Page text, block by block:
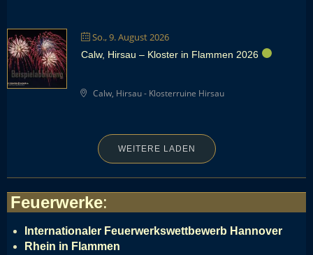
So., 9. August 2026
Calw, Hirsau – Kloster in Flammen 2026
Calw, Hirsau - Klosterruine Hirsau
WEITERE LADEN
Feuerwerke:
Internationaler Feuerwerkswettbewerb Hannover
Rhein in Flammen